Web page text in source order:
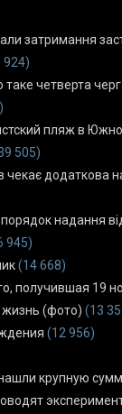
затримання
924)
четверта черга
пляж в
505)
чекає додаткова
порядок надання
945)
(14 668)
получившая 19
жизнь (фото) (13
(12 956)
крупную